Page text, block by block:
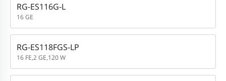
RG-ES116G-L
16 GE
RG-ES118FGS-LP
16 FE,2 GE,120 W